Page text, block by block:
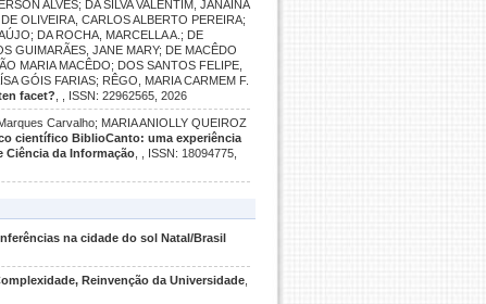
ALVES; DA SILVA VALENTIM, JANAINA
OLIVEIRA, CARLOS ALBERTO PEREIRA;
DA ROCHA, MARCELLA A.; DE
GUIMARÃES, JANE MARY; DE MACÊDO
MARIA MACÊDO; DOS SANTOS FELIPE,
GÓIS FARIAS; RÊGO, MARIA CARMEM F.
facet? , , ISSN: 22962565, 2026
Carvalho; MARIA ANIOLLY QUEIROZ
científico BiblioCanto: uma experiência
Ciência da Informação , , ISSN: 18094775,
na cidade do sol Natal/Brasil
Reinvenção da Universidade